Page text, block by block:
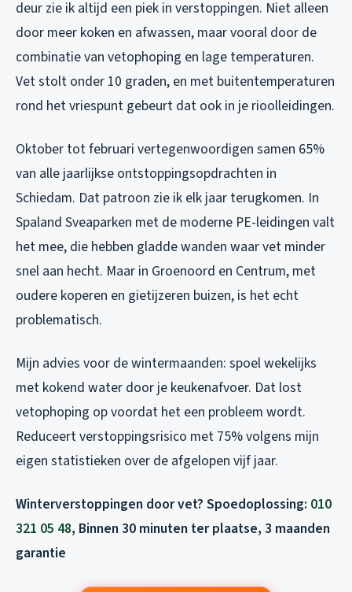
deur zie ik altijd een piek in verstoppingen. Niet alleen
door meer koken en afwassen, maar vooral door de
combinatie van vetophoping en lage temperaturen.
Vet stolt onder 10 graden, en met buitentemperaturen
rond het vriespunt gebeurt dat ook in je rioolleidingen.
Oktober tot februari vertegenwoordigen samen 65%
van alle jaarlijkse ontstoppingsopdrachten in
Schiedam. Dat patroon zie ik elk jaar terugkomen. In
Spaland Sveaparken met de moderne PE-leidingen valt
het mee, die hebben gladde wanden waar vet minder
snel aan hecht. Maar in Groenoord en Centrum, met
oudere koperen en gietijzeren buizen, is het echt
problematisch.
Mijn advies voor de wintermaanden: spoel wekelijks
met kokend water door je keukenafvoer. Dat lost
vetophoping op voordat het een probleem wordt.
Reduceert verstoppingsrisico met 75% volgens mijn
eigen statistieken over de afgelopen vijf jaar.
Winterverstoppingen door vet? Spoedoplossing: 010
321 05 48, Binnen 30 minuten ter plaatse, 3 maanden
garantie